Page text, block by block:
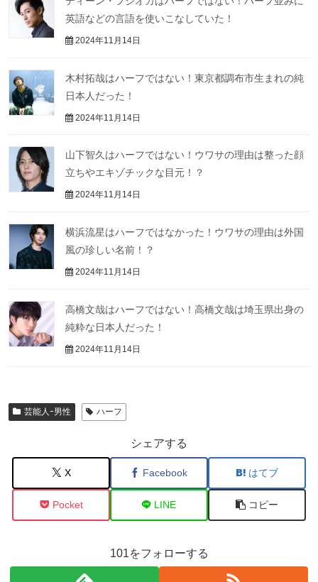
英語などの言語を使いこなしていた！
2024年11月14日
木村拓哉はハーフではない！東京都調布市生まれの純
日本人だった！
2024年11月14日
山下智久はハーフではない！ウワサの理由は整った顔
立ちやエキゾチックな目元！？
2024年11月14日
横浜流星はハーフではなかった！ウワサの理由は外国
風の珍しい名前！？
2024年11月14日
高橋文哉はハーフではない！高橋文哉は埼玉県出身の
純粋な日本人だった！
2024年11月14日
芸能人ｰ男性 ハーフ
シェアする
X Facebook はてブ
Pocket LINE コピー
101をフォローする